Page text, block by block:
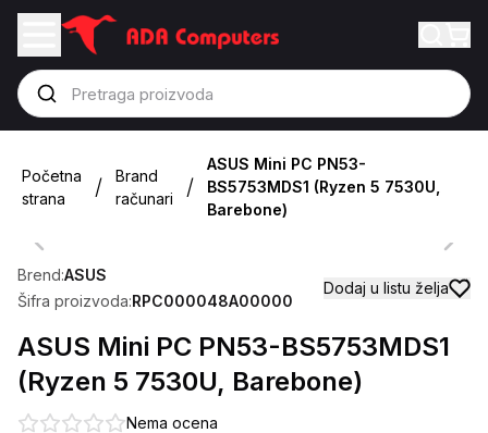
Početna
strana
/
Brand
računari
/
ASUS Mini PC PN53-
BS5753MDS1 (Ryzen 5 7530U,
Barebone)
Next
Previous slide
Brend:ASUS
Šifra proizvoda:RPC000048A00000
Dodaj u listu želja
ASUS Mini PC PN53-BS5753MDS1
(Ryzen 5 7530U, Barebone)
Nema ocena